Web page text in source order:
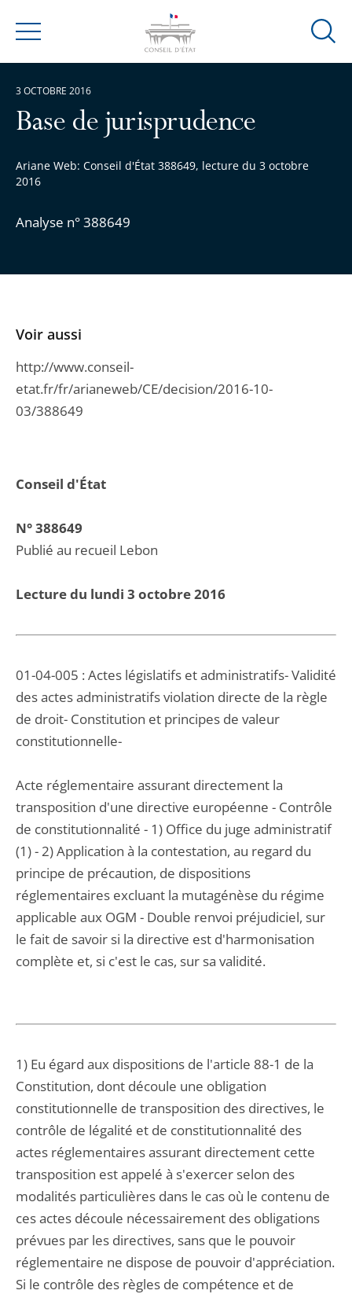
Menu
Ouvrir
Base de jurisprudence
Ariane Web: Conseil d'État 388649, lecture du 3 octobre
2016
Analyse n° 388649
3 OCTOBRE 2016
Conseil d'État
N° 388649
Publié au recueil Lebon
Lecture du lundi 3 octobre 2016
01-04-005 : Actes législatifs et administratifs- Validité
des actes administratifs violation directe de la règle
de droit- Constitution et principes de valeur
constitutionnelle-
Acte réglementaire assurant directement la
transposition d'une directive européenne - Contrôle
de constitutionnalité - 1) Office du juge administratif
(1) - 2) Application à la contestation, au regard du
principe de précaution, de dispositions
réglementaires excluant la mutagénèse du régime
applicable aux OGM - Double renvoi préjudiciel, sur
le fait de savoir si la directive est d'harmonisation
complète et, si c'est le cas, sur sa validité.
1) Eu égard aux dispositions de l'article 88-1 de la
Constitution, dont découle une obligation
constitutionnelle de transposition des directives, le
contrôle de légalité et de constitutionnalité des
actes réglementaires assurant directement cette
transposition est appelé à s'exercer selon des
modalités particulières dans le cas où le contenu de
ces actes découle nécessairement des obligations
prévues par les directives, sans que le pouvoir
réglementaire ne dispose de pouvoir d'appréciation.
Si le contrôle des règles de compétence et de
Voir aussi
http://www.conseil-
etat.fr/fr/arianeweb/CE/decision/2016-10-
03/388649